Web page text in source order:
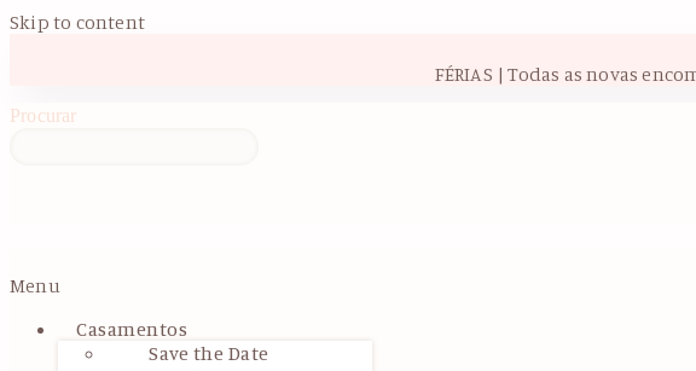
Skip to content
FÉRIAS | Todas as novas
Procurar
Menu
Casamentos
Save the Date